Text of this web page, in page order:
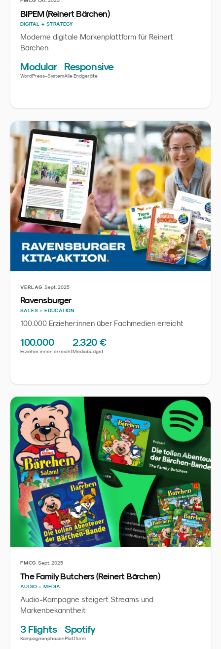
BIPEM (Reinert Bärchen)
DIGITAL + STRATEGY
Moderne digitale Markenplattform für Reinert
Bärchen
Modular
WordPress-System
Responsive
Alle Endgeräte
VERLAG·Sept. 2025
Ravensburger
SALES + EDUCATION
100.000 Erzieher:innen über Fachmedien erreicht
100.000
Erzieher:innen erreicht
2.320 €
Mediabudget
FMCG·Sept. 2025
The Family Butchers (Reinert Bärchen)
AUDIO + MEDIA
Audio-Kampagne steigert Streams und
Markenbekanntheit
3 Flights
Kampagnenphasen
Spotify
Plattform